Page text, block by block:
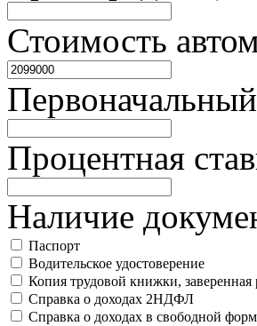
Стоимость
Процентная
Наличие
Паспорт
Водительское удостоверение
Копия трудовой книжки, заверенная
Справка о доходах 2НДФЛ
Справка о доходах в свободной